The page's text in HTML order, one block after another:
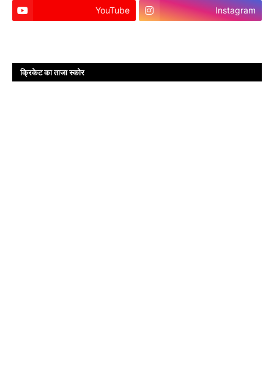
YouTube Instagram
क्रिकेट का ताजा स्कोर